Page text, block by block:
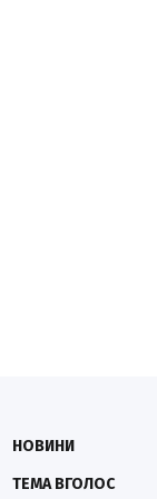
НОВИНИ
ТЕМА ВГОЛОС